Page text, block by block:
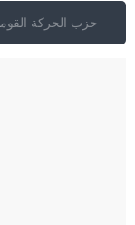
حزب الحركة